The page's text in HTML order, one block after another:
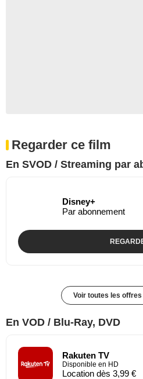
Regarder ce film
En SVOD / Streaming par
Disney+
Par abonnement
Voir toutes les
En VOD / Blu-Ray, DVD
Rakuten TV
Disponible en HD
Location dès 3,99 €